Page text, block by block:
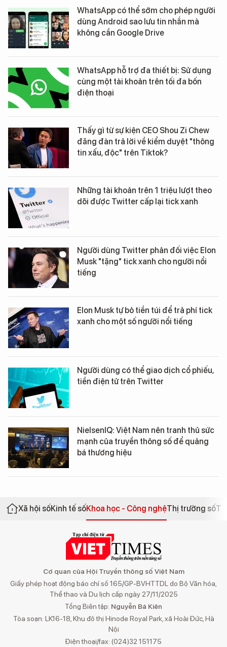
WhatsApp có thể sớm cho phép người
dùng Android sao lưu tin nhắn mà
không cần Google Drive
WhatsApp hỗ trợ đa thiết bị: Sử dụng
cùng một tài khoản trên tối đa bốn
điện thoại
Thấy gì từ sự kiện CEO Shou Zi Chew
đăng đàn trả lời về kiểm duyệt "thông
tin xấu, độc" trên Tiktok?
Những tài khoản trên 1 triệu lượt theo
dõi được Twitter cấp lại tick xanh
Người dùng Twitter phản đối việc Elon
Musk "tặng" tick xanh cho người nổi
tiếng
Elon Musk tự bỏ tiền túi để trả phí tick
xanh cho một số người nổi tiếng
Người dùng có thể giao dịch cổ phiếu,
tiền điện tử trên Twitter
NielsenIQ: Việt Nam nên tranh thủ sức
mạnh của truyền thông số để quảng
bá thương hiệu
Xã hội sốKinh tế sốKhoa học - Công nghệThị trường số
Cơ quan của Hội Truyền thông số Việt Nam
Giấy phép hoạt động báo chí số 165/GP-BVHTTDL do Bộ Văn hóa,
Thể thao và Du lịch cấp ngày 27/11/2025
Tổng Biên tập: Nguyễn Bá Kiên
Tòa soạn: LK16-18, Khu đô thị Hinode Royal Park, xã Hoài Đức, Hà
Nội
Điện thoại/fax: (024)32 151175